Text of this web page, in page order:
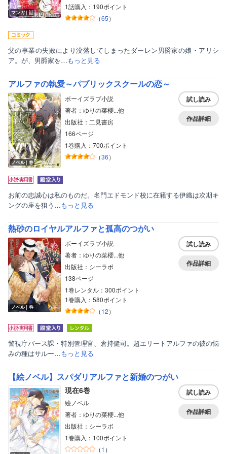
マンガ｜話
1話購入：190ポイント
（65）
父の事業の失敗により没落してしまったダーレン男爵家の娘・アリシ
ア。が、男爵家を…もっと見る
アルファの執愛～パブリックスクールの恋～
ノベル｜巻
ボーイズラブ小説
著者：ゆりの菜櫻...他
出版社：二見書房
166ページ
1巻購入：700ポイント
（36）
試し読み
作品詳細
お前の忠誠心は私のものだ。名門エドモンド校に在籍する伊織は次期キ
ングの座を狙う…もっと見る
熱砂のロイヤルアルファと孤高のつがい
ノベル｜巻
ボーイズラブ小説
著者：ゆりの菜櫻...他
出版社：シーラボ
138ページ
1巻レンタル：300ポイント
1巻購入：580ポイント
（12）
試し読み
作品詳細
警視庁バース課・特別管理官、倉持健司。超エリートアルファの彼の悩
みの種はサルー…もっと見る
【絵ノベル】スパダリアルファと新婚のつがい
現在6巻
絵ノベル
著者：ゆりの菜櫻...他
出版社：シーラボ
1巻購入：100ポイント
（1 ）
試し読み
作品詳細